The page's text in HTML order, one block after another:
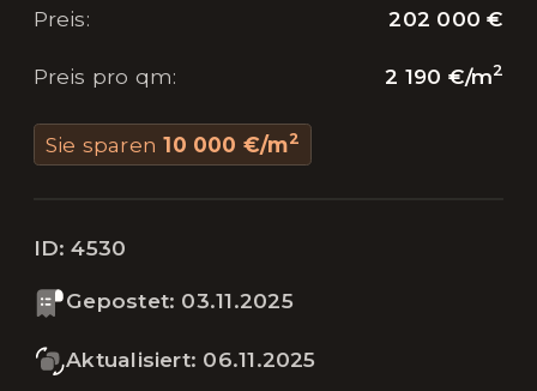
Preis: 202 000 €
Preis pro qm: 2 190 €/m2
Sie sparen 10 000 €/m2
ID:4530
Gepostet: 03.11.2025
Aktualisiert: 06.11.2025